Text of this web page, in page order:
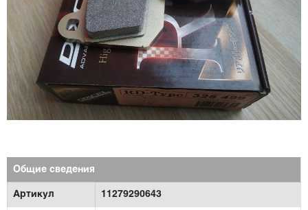
Общие сведения
Артикул 11279290643